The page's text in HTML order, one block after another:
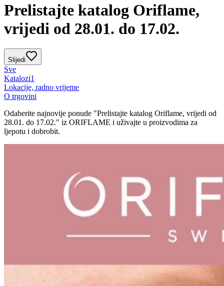
Prelistajte katalog Oriflame,
vrijedi od 28.01. do 17.02.
Slijedi
Sve
Katalozi1
Lokacije, radno vrijeme
O trgovini
Odaberite najnovije ponude "Prelistajte katalog Oriflame, vrijedi od
28.01. do 17.02." iz ORIFLAME i uživajte u proizvodima za
ljepotu i dobrobit.